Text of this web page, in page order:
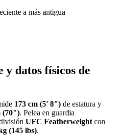
a más antigua
y datos físicos de
173 cm (5' 8")de estatura y
(70"). Pelea en guardia
UFC Featherweightcon
(145 lbs).